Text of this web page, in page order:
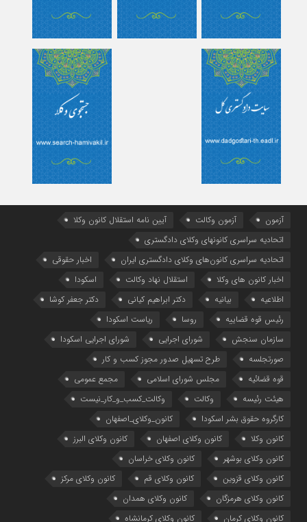
آزمون آزمون وکالت
آیین ‌نامه استقلال کانون وکلا
اتحادیه سراسری کانونهای وکلای دادگستری
اتحادیه سراسری کانون‌های وکلای دادگستری ایران
اخبار حقوقی
اخبار کانون های وکلا
استقلال نهاد وکالت
اسکودا
اطلاعیه
بیانیه دکتر ابراهیم کیانی
دکتر جعفر کوشا
رئیس قوه قضاییه
روسا
ریاست اسکودا
سازمان سنجش
شورای اجرایی
شورای اجرایی اسکودا
صورتجلسه
طرح تسهیل صدور مجوز کسب و کار
قوه قضائیه
مجلس شورای اسلامی
مجمع عمومی
هیئت رئیسه
وکالت
وکالت_کسب_و_کار_نیست
کارگروه حقوق بشر اسکودا
کانون_وکلای_اصفهان
کانون وکلا
کانون وکلای اصفهان
کانون وکلای البرز
کانون وکلای بوشهر
کانون وکلای خراسان
کانون وکلای قزوین
کانون وکلای قم
کانون وکلای مرکز
کانون وکلای هرمزگان
کانون وکلای همدان
کانون وکلای کرمان
کانون وکلای کرمانشاه